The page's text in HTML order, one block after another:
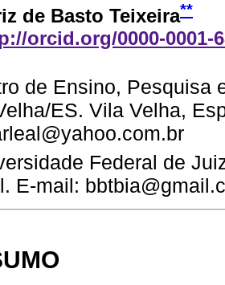
de Basto Teixeira**
orcid.org/0000-0001-
de Ensino, Pesquisa
ES. Vila Velha,
Federal de
E-mail: